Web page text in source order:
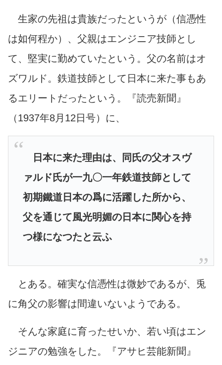
生家の先祖は貴族だったというが（信憑性
は如何程か）、父親はエンジニア技師とし
て、堅実に勤めていたという。父の名前はオ
ズワルド。鉄道技師として日本に来た事もあ
るエリートだったという。『読売新聞』
（1937年8月12日号）に、
日本に来た理由は、同氏の父オスヴ
ァルド氏が一九〇一年鉄道技師として
初期鐵道日本の爲に活躍した所から、
父を通じて風光明媚の日本に関心を持
つ様になつたと云ふ
とある。確実な信憑性は微妙であるが、兎
に角父の影響は間違いないようである。
そんな家庭に育ったせいか、若い頃はエン
ジニアの勉強をした。『アサヒ芸能新聞』